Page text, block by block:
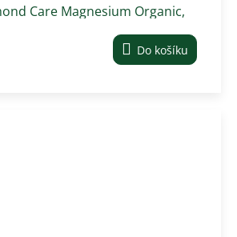
Care Magnesium Organic,
Do košíku